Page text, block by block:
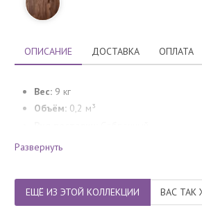
ОПИСАНИЕ ДОСТАВКА ОПЛАТА
Вес: 9 кг
Объём: 0,2 м³
Развернуть
ЕЩЁ ИЗ ЭТОЙ КОЛЛЕКЦИИ ВАС ТАК